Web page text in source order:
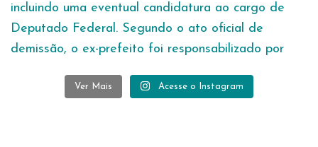
Ver Mais Acesse o Instagram